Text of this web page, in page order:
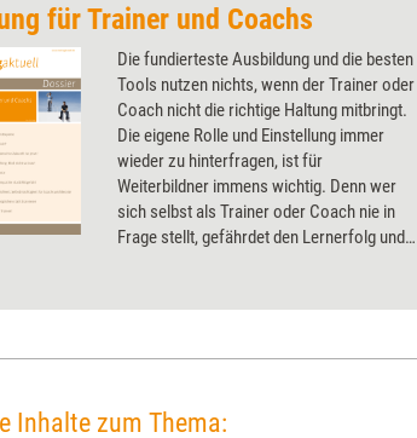
für Trainer und Coachs
Die fundierteste Ausbildung und die besten
Tools nutzen nichts, wenn der Trainer oder
Coach nicht die richtige Haltung mitbringt.
Die eigene Rolle und Einstellung immer
wieder zu hinterfragen, ist für
Weiterbildner immens wichtig. Denn wer
sich selbst als Trainer oder Coach nie in
Frage stellt, gefährdet den Lernerfolg und
Artikel, die die Haltung von Weiterbildnern
Inhalte zum Thema: